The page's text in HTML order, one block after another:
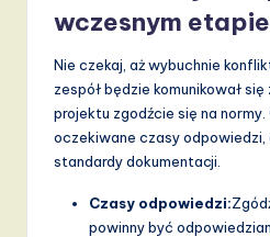
wczesnym etapie
Nie czekaj, aż wybuchnie
zespół będzie komunikował
projektu zgodźcie się na normy.
oczekiwane czasy odpowiedzi,
standardy dokumentacji.
Czasy odpowiedzi:
powinny być